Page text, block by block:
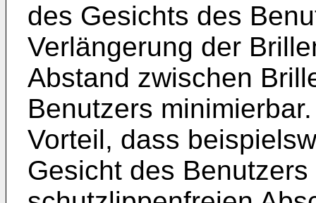
des Gesichts des
Verlängerung der
Abstand zwischen
Benutzers
Vorteil, dass
Gesicht des